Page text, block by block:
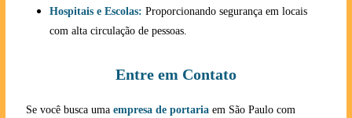
Hospitais e Escolas: Proporcionando segurança em locais
com alta circulação de pessoas.
Entre em Contato
Se você busca uma empresa de portariaem São Paulo com